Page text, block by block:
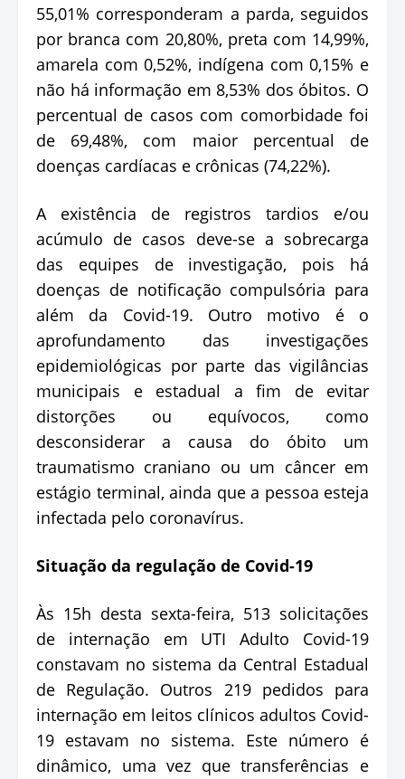
55,01% corresponderam a parda, seguidos
por branca com 20,80%, preta com 14,99%,
amarela com 0,52%, indígena com 0,15% e
não há informação em 8,53% dos óbitos. O
percentual de casos com comorbidade foi
de 69,48%, com maior percentual de
doenças cardíacas e crônicas (74,22%).
A existência de registros tardios e/ou
acúmulo de casos deve-se a sobrecarga
das equipes de investigação, pois há
doenças de notificação compulsória para
além da Covid-19. Outro motivo é o
aprofundamento das investigações
epidemiológicas por parte das vigilâncias
municipais e estadual a fim de evitar
distorções ou equívocos, como
desconsiderar a causa do óbito um
traumatismo craniano ou um câncer em
estágio terminal, ainda que a pessoa esteja
infectada pelo coronavírus.
Situação da regulação de Covid-19
Às 15h desta sexta-feira, 513 solicitações
de internação em UTI Adulto Covid-19
constavam no sistema da Central Estadual
de Regulação. Outros 219 pedidos para
internação em leitos clínicos adultos Covid-
19 estavam no sistema. Este número é
dinâmico, uma vez que transferências e